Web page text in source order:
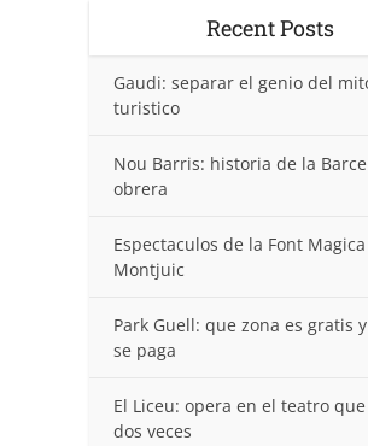
Recent Posts
Gaudi: separar el genio del
turistico
Nou Barris: historia de la
obrera
Espectaculos de la Font
Montjuic
Park Guell: que zona es gratis
se paga
El Liceu: opera en el teatro
dos veces